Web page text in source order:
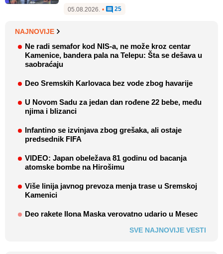
05.08.2026. • 25
NAJNOVIJE
Ne radi semafor kod NIS-a, ne može kroz centar
Kamenice, bandera pala na Telepu: Šta se dešava u
saobraćaju
Deo Sremskih Karlovaca bez vode zbog havarije
U Novom Sadu za jedan dan rođene 22 bebe, među
njima i blizanci
Infantino se izvinjava zbog grešaka, ali ostaje
predsednik FIFA
VIDEO: Japan obeležava 81 godinu od bacanja
atomske bombe na Hirošimu
Više linija javnog prevoza menja trase u Sremskoj
Kamenici
Deo rakete Ilona Maska verovatno udario u Mesec
SVE NAJNOVIJE VESTI